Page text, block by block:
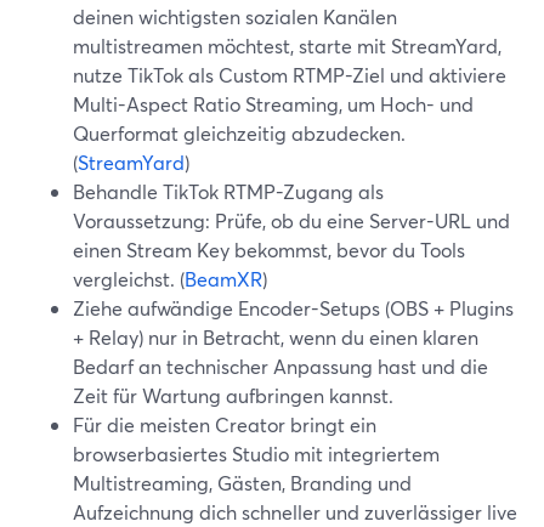
deinen wichtigsten sozialen Kanälen
multistreamen möchtest, starte mit StreamYard,
nutze TikTok als Custom RTMP-Ziel und aktiviere
Multi-Aspect Ratio Streaming, um Hoch- und
Querformat gleichzeitig abzudecken.
(StreamYard)
Behandle TikTok RTMP-Zugang als
Voraussetzung: Prüfe, ob du eine Server-URL und
einen Stream Key bekommst, bevor du Tools
vergleichst. (BeamXR)
Ziehe aufwändige Encoder-Setups (OBS + Plugins
+ Relay) nur in Betracht, wenn du einen klaren
Bedarf an technischer Anpassung hast und die
Zeit für Wartung aufbringen kannst.
Für die meisten Creator bringt ein
browserbasiertes Studio mit integriertem
Multistreaming, Gästen, Branding und
Aufzeichnung dich schneller und zuverlässiger live